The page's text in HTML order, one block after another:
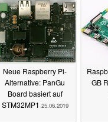
Neue Raspberry Pi-
Alternative: PanGu
Board basiert auf
STM32MP1 25.06.2019
GB